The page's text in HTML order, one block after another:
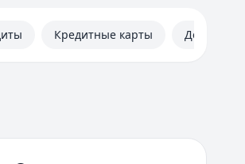
Кредитные карты